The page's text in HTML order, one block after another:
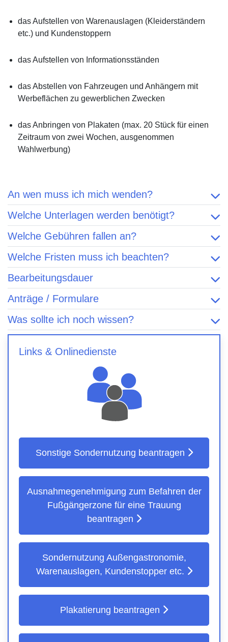
das Aufstellen von Warenauslagen (Kleiderständern
etc.) und Kundenstoppern
das Aufstellen von Informationsständen
das Abstellen von Fahrzeugen und Anhängern mit
Werbeflächen zu gewerblichen Zwecken
das Anbringen von Plakaten (max. 20 Stück für einen
Zeitraum von zwei Wochen, ausgenommen
Wahlwerbung)
An wen muss ich mich wenden?
Welche Unterlagen werden benötigt?
Welche Gebühren fallen an?
Welche Fristen muss ich beachten?
Bearbeitungsdauer
Anträge / Formulare
Was sollte ich noch wissen?
Links & Onlinedienste
Sonstige Sondernutzung beantragen
Ausnahmegenehmigung zum Befahren der
Fußgängerzone für eine Trauung
beantragen
Sondernutzung Außengastronomie,
Warenauslagen, Kundenstopper etc.
Plakatierung beantragen